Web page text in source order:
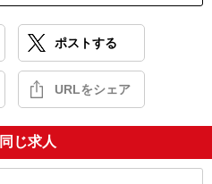
ポストする
URLをシェア
じ求人